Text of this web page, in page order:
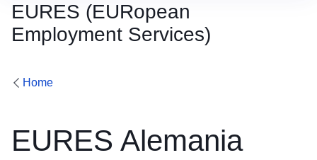
EURES (EURopean
Employment Services)
Home
EURES Alemania